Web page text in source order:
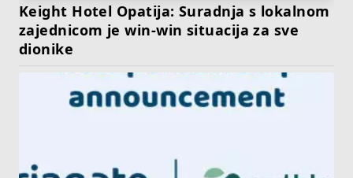
Keight Hotel Opatija: Suradnja s lokalnom
zajednicom je win-win situacija za sve
dionike